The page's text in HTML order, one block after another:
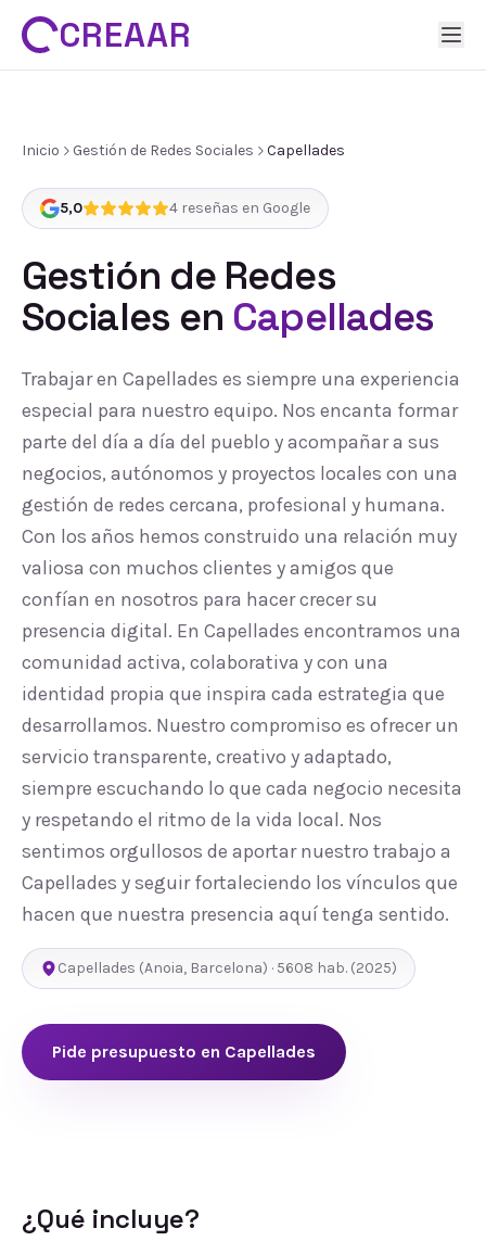
CREAAR
Inicio Gestión de Redes Sociales Capellades
5,0 4 reseñas en Google
Gestión de Redes
Sociales en Capellades
Trabajar en Capellades es siempre una experiencia
especial para nuestro equipo. Nos encanta formar
parte del día a día del pueblo y acompañar a sus
negocios, autónomos y proyectos locales con una
gestión de redes cercana, profesional y humana.
Con los años hemos construido una relación muy
valiosa con muchos clientes y amigos que
confían en nosotros para hacer crecer su
presencia digital. En Capellades encontramos una
comunidad activa, colaborativa y con una
identidad propia que inspira cada estrategia que
desarrollamos. Nuestro compromiso es ofrecer un
servicio transparente, creativo y adaptado,
siempre escuchando lo que cada negocio necesita
y respetando el ritmo de la vida local. Nos
sentimos orgullosos de aportar nuestro trabajo a
Capellades y seguir fortaleciendo los vínculos que
hacen que nuestra presencia aquí tenga sentido.
Capellades (Anoia, Barcelona) · 5608 hab. (2025)
Pide presupuesto en Capellades
¿Qué incluye?